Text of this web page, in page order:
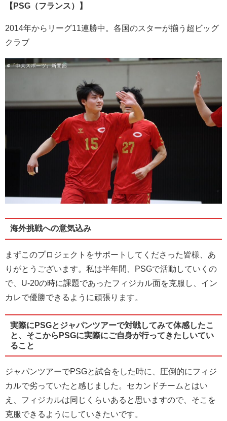
【PSG（フランス）】
2014年からリーグ11連勝中。各国のスターが揃う超ビッグ
クラブ
海外挑戦への意気込み
まずこのプロジェクトをサポートしてくださった皆様、あ
りがとうございます。私は半年間、PSGで活動していくの
で、U-20の時に課題であったフィジカル面を克服し、イン
カレで優勝できるように頑張ります。
実際にPSGとジャパンツアーで対戦してみて体感したこ
と、そこからPSGに実際にご自身が行ってきたしいてい
ること
ジャパンツアーでPSGと試合をした時に、圧倒的にフィジ
カルで劣っていたと感じました。セカンドチームとはい
え、フィジカルは同じくらいあると思いますので、そこを
克服できるようにしていきたいです。